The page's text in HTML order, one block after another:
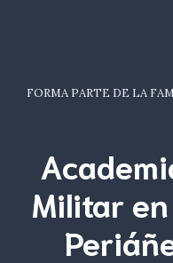
FORMA PARTE DE LA
Militar